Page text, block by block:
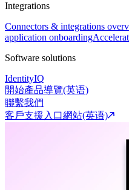
Integrations
Connectors & integrations
application onboarding
Software solutions
IdentityIQ
開始產品導覽(英语)
聯繫我們
客戶支援入口網站(英语)